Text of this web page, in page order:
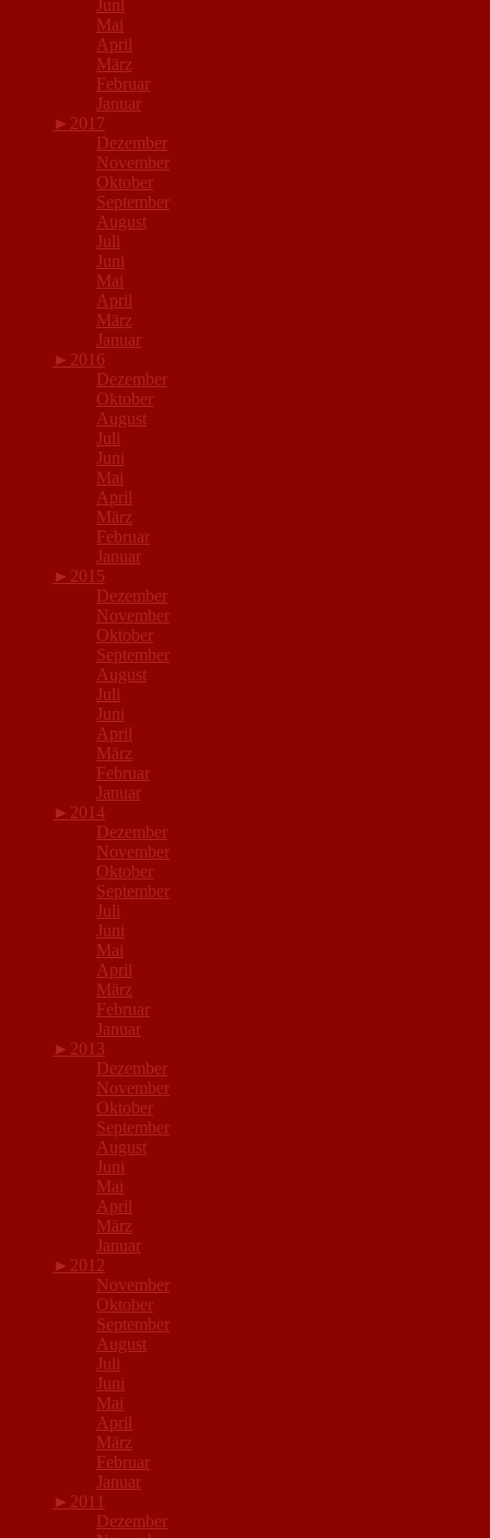
Juni
Mai
April
März
Februar
Januar
► 2017
Dezember
November
Oktober
September
August
Juli
Juni
Mai
April
März
Januar
► 2016
Dezember
Oktober
August
Juli
Juni
Mai
April
März
Februar
Januar
► 2015
Dezember
November
Oktober
September
August
Juli
Juni
April
März
Februar
Januar
► 2014
Dezember
November
Oktober
September
Juli
Juni
Mai
April
März
Februar
Januar
► 2013
Dezember
November
Oktober
September
August
Juni
Mai
April
März
Januar
► 2012
November
Oktober
September
August
Juli
Juni
Mai
April
März
Februar
Januar
► 2011
Dezember